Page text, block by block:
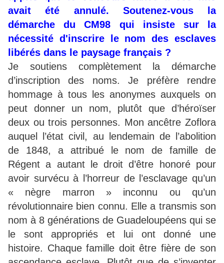
avait été annulé. Soutenez-vous la
démarche du CM98 qui insiste sur la
nécessité d'inscrire le nom des esclaves
libérés dans le paysage français ?
Je soutiens complètement la démarche
d’inscription des noms. Je préfère rendre
hommage à tous les anonymes auxquels on
peut donner un nom, plutôt que d’héroïser
deux ou trois personnes. Mon ancêtre Zoflora
auquel l’état civil, au lendemain de l’abolition
de 1848, a attribué le nom de famille de
Régent a autant le droit d’être honoré pour
avoir survécu à l’horreur de l’esclavage qu’un
« nègre marron » inconnu ou qu’un
révolutionnaire bien connu. Elle a transmis son
nom à 8 générations de Guadeloupéens qui se
le sont appropriés et lui ont donné une
histoire. Chaque famille doit être fière de son